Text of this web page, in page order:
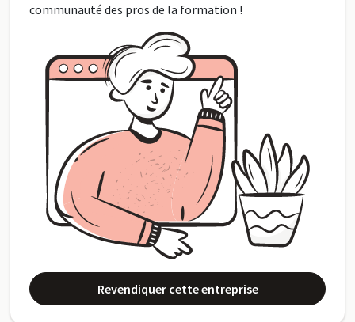
communauté des pros de la formation !
Revendiquer cette entreprise